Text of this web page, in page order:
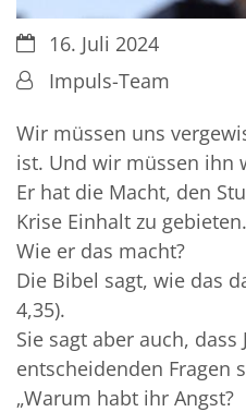
Datum:16. Juli 2024
Von:Impuls-Team
Wir müssen uns
ist. Und wir müssen ihn
Er hat die Macht, den
Krise Einhalt zu gebieten.
Wie er das macht?
Die Bibel sagt, wie das
4,35).
Sie sagt aber auch, dass
entscheidenden Fragen
„Warum habt ihr Angst?